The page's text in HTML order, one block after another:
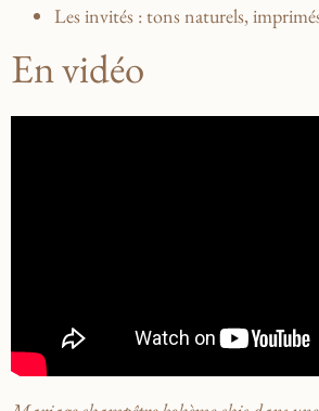
Les invités : tons naturels,
En vidéo